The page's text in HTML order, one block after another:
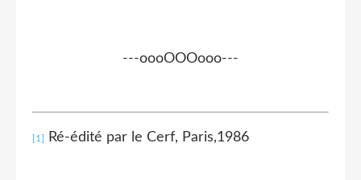
---oooOOOooo---
[1] Ré-édité par le Cerf, Paris,1986